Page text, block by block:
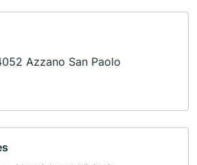
Azzano San Paolo